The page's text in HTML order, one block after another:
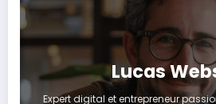
Lucas
Expert digital et entrepreneur